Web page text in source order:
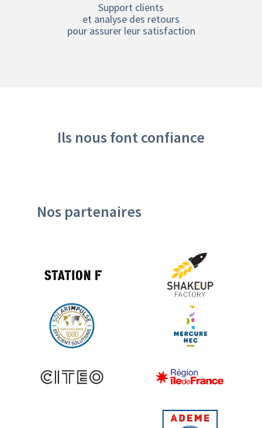
Support clients
et analyse des retours
pour assurer leur satisfaction
Ils nous font confiance
Nos partenaires